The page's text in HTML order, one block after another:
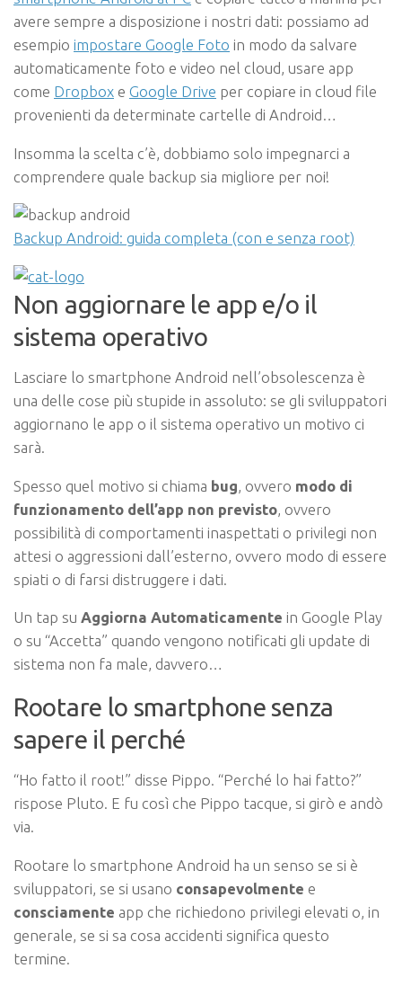
avere sempre a disposizione i nostri dati: possiamo ad
esempio impostare Google Foto in modo da salvare
automaticamente foto e video nel cloud, usare app
come Dropbox e Google Drive per copiare in cloud file
provenienti da determinate cartelle di Android…
Insomma la scelta c’è, dobbiamo solo impegnarci a
comprendere quale backup sia migliore per noi!
Backup Android: guida completa (con e senza root)
Non aggiornare le app e/o il
sistema operativo
Lasciare lo smartphone Android nell’obsolescenza è
una delle cose più stupide in assoluto: se gli sviluppatori
aggiornano le app o il sistema operativo un motivo ci
sarà.
Spesso quel motivo si chiama bug , ovvero modo di
funzionamento dell’app non previsto , ovvero
possibilità di comportamenti inaspettati o privilegi non
attesi o aggressioni dall’esterno, ovvero modo di essere
spiati o di farsi distruggere i dati.
Un tap su Aggiorna Automaticamente in Google Play
o su “Accetta” quando vengono notificati gli update di
sistema non fa male, davvero…
Rootare lo smartphone senza
sapere il perché
“Ho fatto il root!” disse Pippo. “Perché lo hai fatto?”
rispose Pluto. E fu così che Pippo tacque, si girò e andò
via.
Rootare lo smartphone Android ha un senso se si è
sviluppatori, se si usano consapevolmente e
consciamente app che richiedono privilegi elevati o, in
generale, se si sa cosa accidenti significa questo
termine.